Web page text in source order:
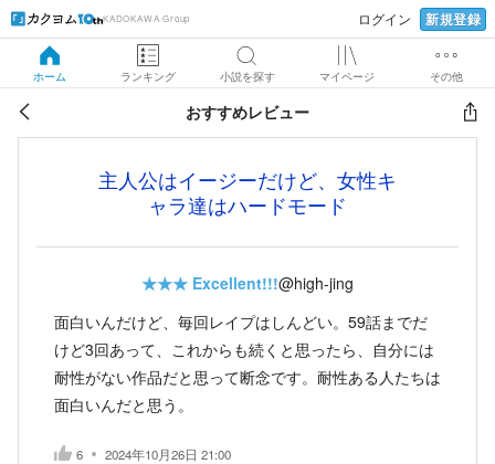
KADOKAWA Group ログイン 新規登録
ホーム ランキング 小説を探す マイページ その他
おすすめレビュー
主人公はイージーだけど、女性キ
ャラ達はハードモード
★★★ Excellent!!!@high-jing
面白いんだけど、毎回レイプはしんどい。59話までだ
けど3回あって、これからも続くと思ったら、自分には
耐性がない作品だと思って断念です。耐性ある人たちは
面白いんだと思う。
6 2024年10月26日 21:00